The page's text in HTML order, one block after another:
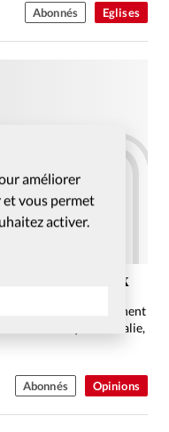
améliorer
vous permet
activer.
Eglises
Abonnés
Opinions
sans prix
les cartes sont
mois passés deviennent
de Pâques en Italie,
Abonnés